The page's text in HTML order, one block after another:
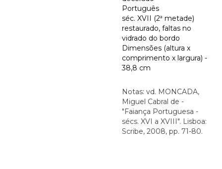
Português
séc. XVII (2ª metade)
restaurado, faltas no
vidrado do bordo
Dimensões (altura x
comprimento x largura) -
38,8 cm
Notas: vd. MONCADA,
Miguel Cabral de -
"Faiança Portuguesa -
sécs. XVI a XVIII". Lisboa:
Scribe, 2008, pp. 71-80.